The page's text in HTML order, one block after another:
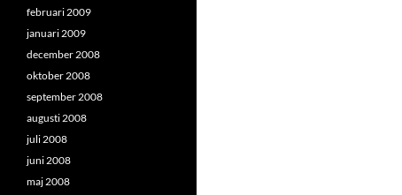
februari 2009
januari 2009
december 2008
oktober 2008
september 2008
augusti 2008
juli 2008
juni 2008
maj 2008